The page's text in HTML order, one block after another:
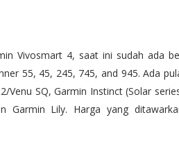
Vivosmart 4, saat ini sudah ada
55, 45, 245, 745, and 945. Ada
Venu SQ, Garmin Instinct (Solar
Garmin Lily. Harga yang